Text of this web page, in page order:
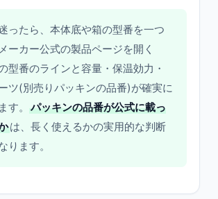
ったら、本体底や箱の型番を一つ
ーカー公式の製品ページを開く
型番のラインと容量・保温効力・
ツ(別売りパッキンの品番)が確実に
す。
パッキンの品番が公式に載っ
は、長く使えるかの実用的な判断
ります。